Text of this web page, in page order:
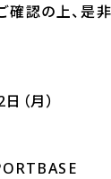
録
確認の上、是
（月）